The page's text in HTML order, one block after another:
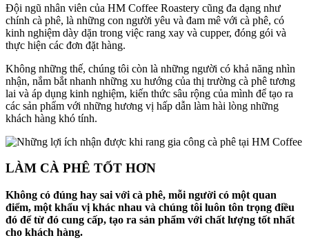
Đội ngũ nhân viên của HM Coffee Roastery cũng đa dạng như
chính cà phê, là những con người yêu và đam mê với cà phê, có
kinh nghiệm dày dặn trong việc rang xay và cupper, đóng gói và
thực hiện các đơn đặt hàng.
Không những thế, chúng tôi còn là những người có khả năng nhìn
nhận, nắm bắt nhanh những xu hướng của thị trường cà phê tương
lai và áp dụng kinh nghiệm, kiến thức sâu rộng của mình để tạo ra
các sản phẩm với những hương vị hấp dẫn làm hài lòng những
khách hàng khó tính.
LÀM CÀ PHÊ TỐT HƠN
Không có đúng hay sai với cà phê, mỗi người có một quan
điểm, một khẩu vị khác nhau và chúng tôi luôn tôn trọng điều
đó để từ đó cung cấp, tạo ra sản phẩm với chất lượng tốt nhất
cho khách hàng.